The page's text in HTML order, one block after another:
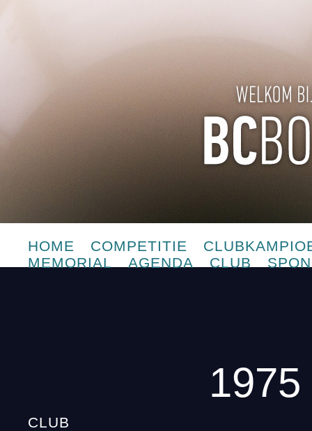
HOME COMPETITIE
MEMORIAL
AGENDA CLUB
CLUB
1975